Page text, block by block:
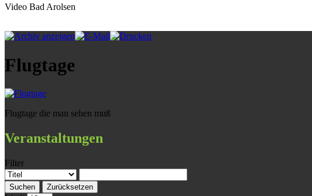
Video Bad Arolsen
Flugtage
Flugtage die man sehen muß
Veranstaltungen
Filter
Suchen Zurücksetzen